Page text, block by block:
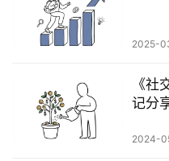
2025-
《社
记分
2024-